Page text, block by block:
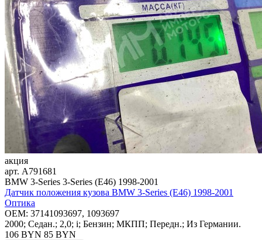
акция
арт. A791681
BMW 3-Series 3-Series (E46) 1998-2001
Датчик положения кузова BMW 3-Series (E46) 1998-2001
Оптика
OEM: 37141093697, 1093697
2000; Седан.; 2,0; i; Бензин; МКПП; Передн.; Из Германии.
106 BYN 85 BYN